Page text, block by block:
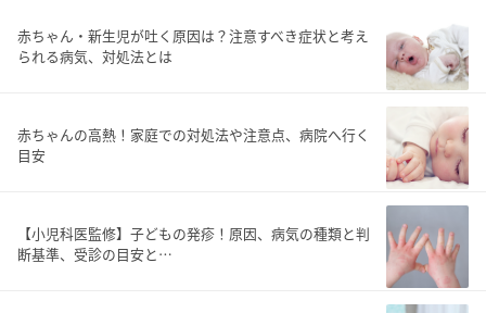
赤ちゃん・新生児が吐く原因は？注意すべき症状と考え
られる病気、対処法とは
赤ちゃんの高熱！家庭での対処法や注意点、病院へ行く
目安
【小児科医監修】子どもの発疹！原因、病気の種類と判
断基準、受診の目安と…